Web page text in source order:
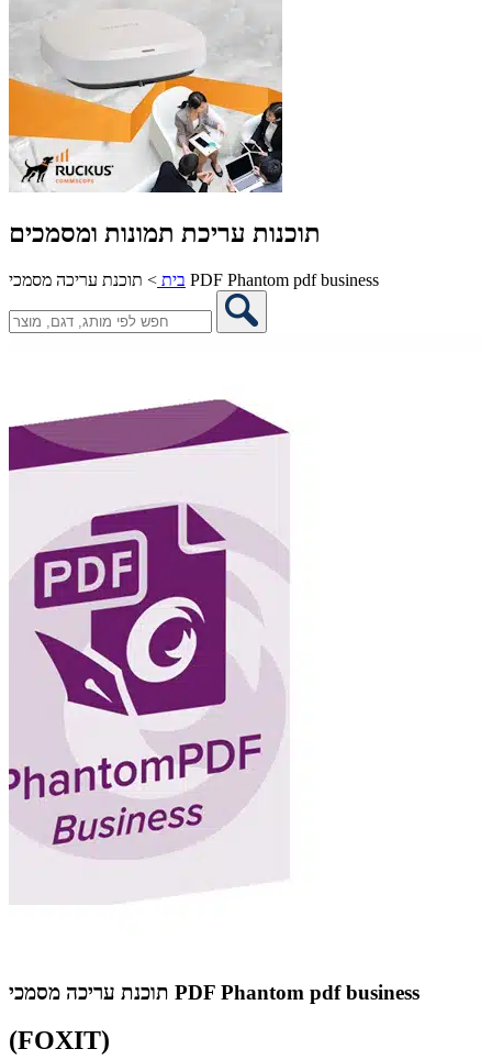
תוכנות עריכת תמונות ומסמכים
בית > תוכנת עריכה מסמכי PDF Phantom pdf business
תוכנת עריכה מסמכי PDF Phantom pdf business
(FOXIT)